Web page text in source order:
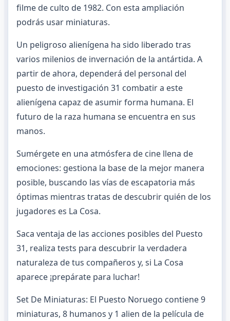
filme de culto de 1982. Con esta ampliación
podrás usar miniaturas.
Un peligroso alienígena ha sido liberado tras
varios milenios de invernación de la antártida. A
partir de ahora, dependerá del personal del
puesto de investigación 31 combatir a este
alienígena capaz de asumir forma humana. El
futuro de la raza humana se encuentra en sus
manos.
Sumérgete en una atmósfera de cine llena de
emociones: gestiona la base de la mejor manera
posible, buscando las vías de escapatoria más
óptimas mientras tratas de descubrir quién de los
jugadores es La Cosa.
Saca ventaja de las acciones posibles del Puesto
31, realiza tests para descubrir la verdadera
naturaleza de tus compañeros y, si La Cosa
aparece ¡prepárate para luchar!
Set De Miniaturas: El Puesto Noruego contiene 9
miniaturas, 8 humanos y 1 alien de la película de